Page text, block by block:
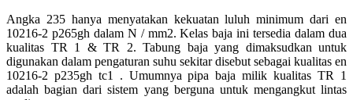
Angka 235 hanya menyatakan kekuatan luluh minimum dari en
10216-2 p265gh dalam N / mm2. Kelas baja ini tersedia dalam dua
kualitas TR 1 & TR 2. Tabung baja yang dimaksudkan untuk
digunakan dalam pengaturan suhu sekitar disebut sebagai kualitas en
10216-2 p235gh tc1 . Umumnya pipa baja milik kualitas TR 1
adalah bagian dari sistem yang berguna untuk mengangkut lintas